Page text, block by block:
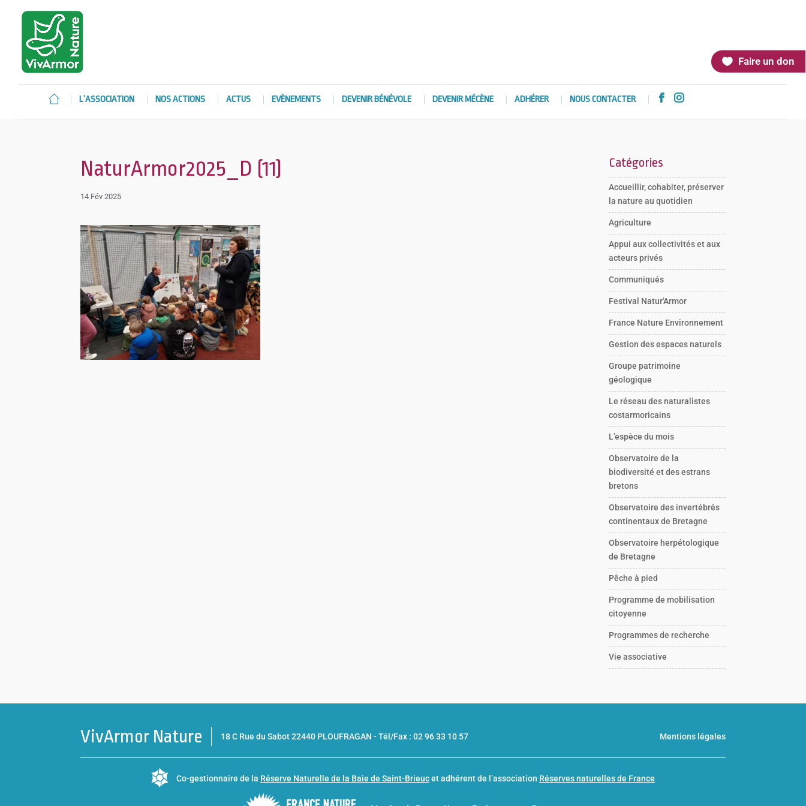
Faire un don
L’ASSOCIATION NOS ACTIONS ACTUS EVÈNEMENTS DEVENIR BÉNÉVOLE DEVENIR MÉCÈNE ADHÉRER NOUS CONTACTER  
NaturArmor2025_D (11)
14 Fév 2025
Catégories
Accueillir, cohabiter, préserver
la nature au quotidien
Agriculture
Appui aux collectivités et aux
acteurs privés
Communiqués
Festival Natur'Armor
France Nature Environnement
Gestion des espaces naturels
Groupe patrimoine
géologique
Le réseau des naturalistes
costarmoricains
L’espèce du mois
Observatoire de la
biodiversité et des estrans
bretons
Observatoire des invertébrés
continentaux de Bretagne
Observatoire herpétologique
de Bretagne
Pêche à pied
Programme de mobilisation
citoyenne
Programmes de recherche
Vie associative
VivArmor Nature 18 C Rue du Sabot 22440 PLOUFRAGAN -Tél/Fax : 02 96 33 10 57 Mentions légales
Co-gestionnaire de la Réserve Naturelle de la Baie de Saint-Brieucet adhérent de l’association Réserves naturelles de France